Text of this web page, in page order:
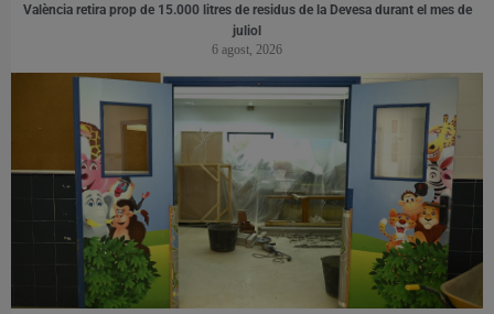
València retira prop de 15.000 litres de residus de la Devesa durant el mes de
juliol
6 agost, 2026